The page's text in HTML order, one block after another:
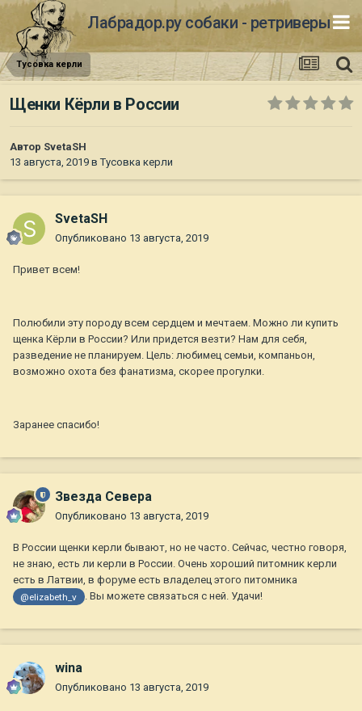
Лабрадор.ру собаки - ретриверы
Тусовка керли
Щенки Кёрли в России
Автор SvetaSH
13 августа, 2019 вТусовка керли
SvetaSH
Опубликовано 13 августа, 2019
Привет всем!
Полюбили эту породу всем сердцем и мечтаем. Можно ли купить
щенка Кёрли в России? Или придется везти? Нам для себя,
разведение не планируем. Цель: любимец семьи, компаньон,
возможно охота без фанатизма, скорее прогулки.
Заранее спасибо!
Звезда Севера
Опубликовано 13 августа, 2019
В России щенки керли бывают, но не часто. Сейчас, честно говоря,
не знаю, есть ли керли в России. Очень хороший питомник керли
есть в Латвии, в форуме есть владелец этого питомника
@elizabeth_v . Вы можете связаться с ней. Удачи!
wina
Опубликовано 13 августа, 2019